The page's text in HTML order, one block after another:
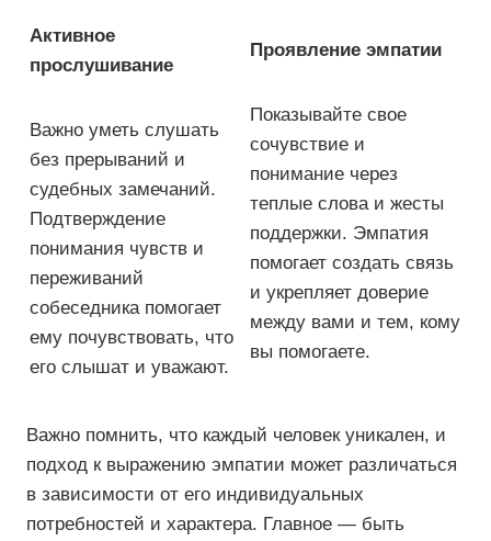
Активное
прослушивание
Важно уметь слушать
без прерываний и
судебных замечаний.
Подтверждение
понимания чувств и
переживаний
собеседника помогает
ему почувствовать, что
его слышат и уважают.
Проявление эмпатии
Показывайте свое
сочувствие и
понимание через
теплые слова и жесты
поддержки. Эмпатия
помогает создать связь
и укрепляет доверие
между вами и тем, кому
вы помогаете.
Важно помнить, что каждый человек уникален, и
подход к выражению эмпатии может различаться
в зависимости от его индивидуальных
потребностей и характера. Главное — быть